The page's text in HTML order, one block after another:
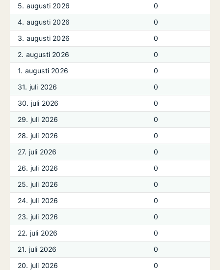
5. augusti 2026
0
4. augusti 2026
0
3. augusti 2026
0
2. augusti 2026
0
1. augusti 2026
0
31. juli 2026
0
30. juli 2026
0
29. juli 2026
0
28. juli 2026
0
27. juli 2026
0
26. juli 2026
0
25. juli 2026
0
24. juli 2026
0
23. juli 2026
0
22. juli 2026
0
21. juli 2026
0
20. juli 2026
0